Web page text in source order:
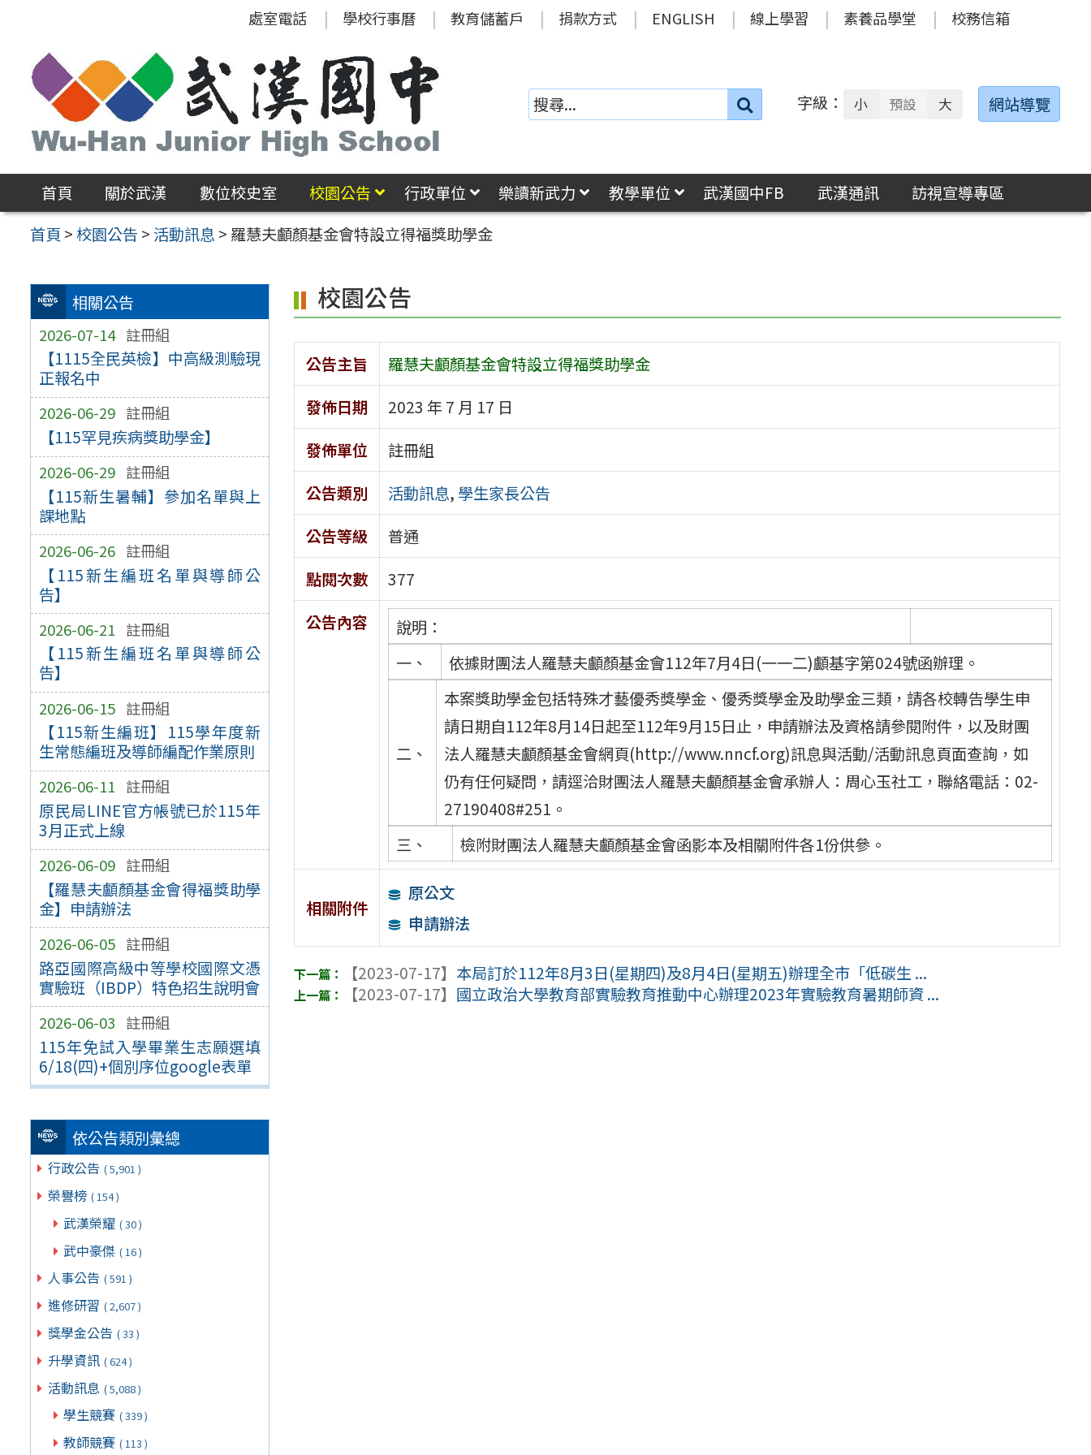
區
處室電話 學校行事曆 教育儲蓄戶 捐款方式 ENGLISH 線上學習 素養品學堂 校務信箱
搜
字級： 小 預設 大 網站導覽
首頁 關於武漢 數位校史室 校園公告 行政單位 樂讀新武力 教學單位 武漢國中FB 武漢通訊
訪視宣導專區
首頁 >校園公告 > 活動訊息 > 羅慧夫顱顏基金會特設立得福獎助學金
相關公告
2026-07-14 註冊組
【1115全民英檢】中高級測驗現
正報名中
2026-06-29 註冊組
【115罕見疾病獎助學金】
2026-06-29 註冊組
【115新生暑輔】參加名單與上
課地點
2026-06-26 註冊組
【115新生編班名單與導師公
告】
2026-06-21 註冊組
【115新生編班名單與導師公
告】
2026-06-15 註冊組
【115新生編班】115學年度新
生常態編班及導師編配作業原則
2026-06-11 註冊組
原民局LINE官方帳號已於115年
3月正式上線
2026-06-09 註冊組
【羅慧夫顱顏基金會得福獎助學
金】申請辦法
2026-06-05 註冊組
路亞國際高級中等學校國際文憑
實驗班（IBDP）特色招生說明會
2026-06-03 註冊組
115年免試入學畢業生志願選填
6/18(四)+個別序位google表單
依公告類別彙總
行政公告 ( 5,901 )
榮譽榜 ( 154 )
武漢榮耀 ( 30 )
武中豪傑 ( 16 )
人事公告 ( 591 )
進修研習 ( 2,607 )
獎學金公告 ( 33 )
升學資訊 ( 624 )
活動訊息 ( 5,088 )
學生競賽 ( 339 )
教師競賽 ( 113 )
校園公告
公告主旨
羅慧夫顱顏基金會特設立得福獎助學金
發佈日期
2023 年 7 月 17 日
發佈單位
註冊組
公告類別
活動訊息, 學生家長公告
公告等級
普通
點閱次數
377
公告內容
說明：
一、
依據財團法人羅慧夫顱顏基金會112年7月4日(一一二)顱基字第024號函辦理。
二、
本案獎助學金包括特殊才藝優秀獎學金、優秀獎學金及助學金三類，請各校轉告學生申
請日期自112年8月14日起至112年9月15日止，申請辦法及資格請參閱附件，以及財團
法人羅慧夫顱顏基金會網頁(http://www.nncf.org)訊息與活動/活動訊息頁面查詢，如
仍有任何疑問，請逕洽財團法人羅慧夫顱顏基金會承辦人：周心玉社工，聯絡電話：02-
27190408#251。
三、
檢附財團法人羅慧夫顱顏基金會函影本及相關附件各1份供參。
相關附件
原公文
申請辦法
【2023-07-17】 本局訂於112年8月3日(星期四)及8月4日(星期五)辦理全市「低碳生 ...
【2023-07-17】 國立政治大學教育部實驗教育推動中心辦理2023年實驗教育暑期師資 ...